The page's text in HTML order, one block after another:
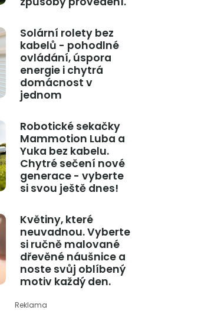
Solární rolety bez
kabelů - pohodlné
ovládání, úspora
energie i chytrá
domácnost v
jednom
Robotické sekačky
Mammotion Luba a
Yuka bez kabelu.
Chytré sečení nové
generace - vyberte
si svou ještě dnes!
Květiny, které
neuvadnou. Vyberte
si ručně malované
dřevěné náušnice a
noste svůj oblíbený
motiv každý den.
Reklama